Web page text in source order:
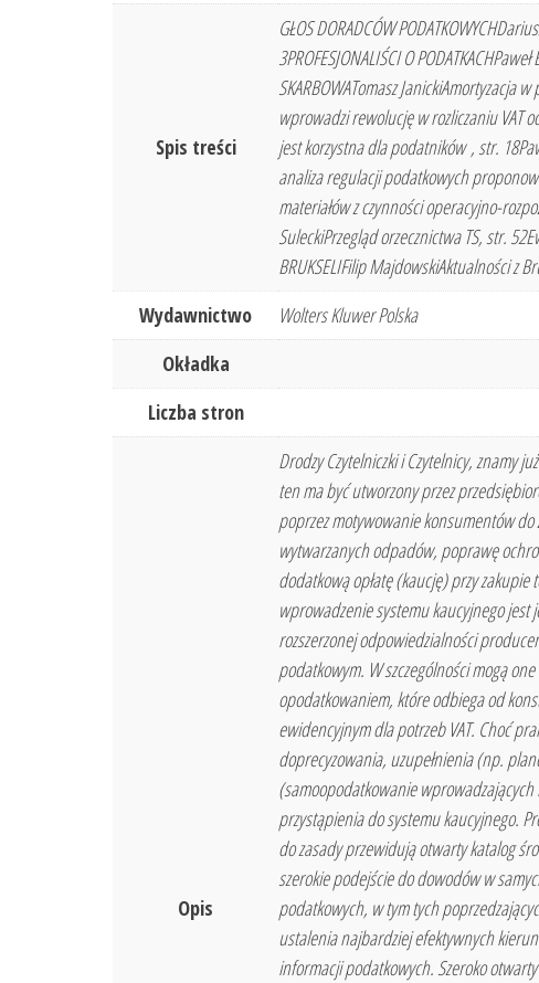
Spis treści
GŁOS DORADCÓW
3PROFESJONALIŚCI O
SKARBOWATomasz
wprowadzi rewolucję w rozliczaniu VAT
jest korzystna dla podatników , str.
analiza regulacji podatkowych
materiałów z czynności operacyjno-
SuleckiPrzegląd orzecznictwa TS, str.
BRUKSELIFilip MajdowskiAktualności z
Wydawnictwo
Wolters Kluwer Polska
Okładka
Liczba stron
Opis
Drodzy Czytelniczki i Czytelnicy, znamy
ten ma być utworzony przez
poprzez motywowanie konsumentów
wytwarzanych odpadów, poprawę
dodatkową opłatę (kaucję) przy
wprowadzenie systemu kaucyjnego jest
rozszerzonej odpowiedzialności
podatkowym. W szczególności mogą
opodatkowaniem, które odbiega od
ewidencyjnym dla potrzeb VAT. Choć
doprecyzowania, uzupełnienia (np.
(samoopodatkowanie
przystąpienia do systemu kaucyjnego.
do zasady przewidują otwarty katalog
szerokie podejście do dowodów w
podatkowych, w tym tych
ustalenia najbardziej efektywnych
informacji podatkowych. Szeroko